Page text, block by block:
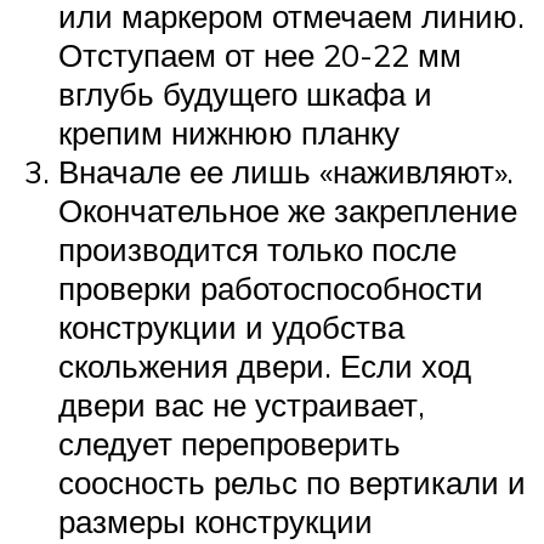
или маркером отмечаем линию.
Отступаем от нее 20-22 мм
вглубь будущего шкафа и
крепим нижнюю планку
Вначале ее лишь «наживляют».
Окончательное же закрепление
производится только после
проверки работоспособности
конструкции и удобства
скольжения двери. Если ход
двери вас не устраивает,
следует перепроверить
соосность рельс по вертикали и
размеры конструкции